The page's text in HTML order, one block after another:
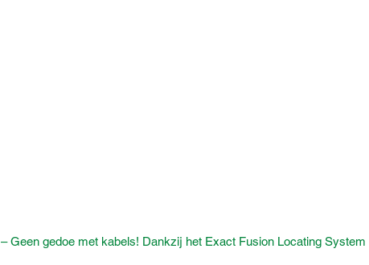
– Geen gedoe met kabels! Dankzij het Exact Fusion Locating